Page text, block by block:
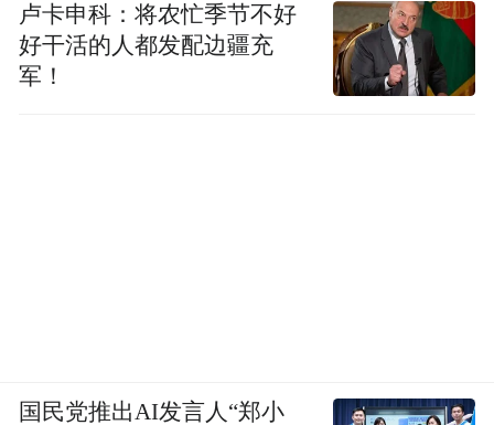
卢卡申科：将农忙季节不好
好干活的人都发配边疆充
军！
国民党推出AI发言人“郑小